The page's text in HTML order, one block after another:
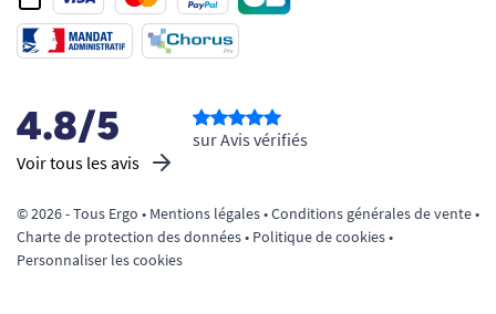
4.8/5
Voir tous les avis
sur Avis vérifiés
© 2026 - Tous Ergo • Mentions légales•Conditions générales de vente•
Charte de protection des données• Politique de cookies•
Personnaliser les cookies